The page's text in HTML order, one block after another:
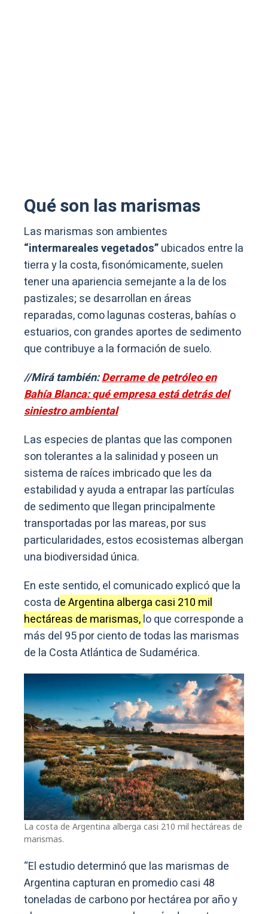
Qué son las marismas
Las marismas son ambientes
“intermareales vegetados”ubicados entre la
tierra y la costa, fisonómicamente, suelen
tener una apariencia semejante a la de los
pastizales; se desarrollan en áreas
reparadas, como lagunas costeras, bahías o
estuarios, con grandes aportes de sedimento
que contribuye a la formación de suelo.
//Mirá también:Derrame de petróleo en
Bahía Blanca: qué empresa está detrás del
siniestro ambiental
Las especies de plantas que las componen
son tolerantes a la salinidad y poseen un
sistema de raíces imbricado que les da
estabilidad y ayuda a entrapar las partículas
de sedimento que llegan principalmente
transportadas por las mareas, por sus
particularidades, estos ecosistemas albergan
una biodiversidad única.
En este sentido, el comunicado explicó que la
costa de Argentina alberga casi 210 mil
hectáreas de marismas,lo que corresponde a
más del 95 por ciento de todas las marismas
de la Costa Atlántica de Sudamérica.
La costa de Argentina alberga casi 210 mil hectáreas de
marismas.
“El estudio determinó que las marismas de
Argentina capturan en promedio casi 48
toneladas de carbono por hectárea por año y